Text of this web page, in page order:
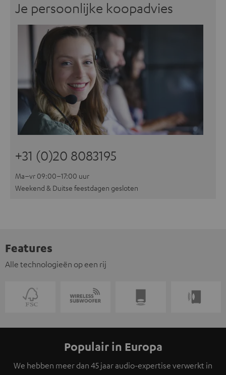
Je persoonlijke koopadvies
+31 (0)20 8083195
Ma–vr 09:00–17:00 uur
Weekend & Duitse feestdagen gesloten
Features
Alle technologieën op een rij
Populair in Europa
We hebben meer dan 45 jaar audio-expertise verwerkt in